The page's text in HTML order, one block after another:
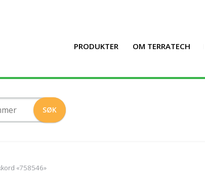
PRODUKTER OM TERRATECH
«758546»